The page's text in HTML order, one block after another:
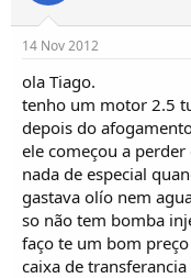
14 Nov 2012
ola Tiago.
tenho um motor 2.5
depois do
ele começou a
nada de especial
gastava olío nem
so não tem bomba
faço te um bom
caixa de transferancia